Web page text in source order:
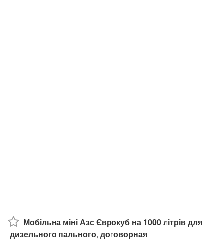
Мобільна міні Азс Єврокуб на 1000 літрів для
дизельного пального, договорная